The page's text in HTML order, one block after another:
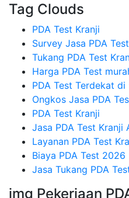
Tag Clouds
PDA Test Kranji
Survey Jasa PDA
Tukang PDA Test
Harga PDA Test
PDA Test Terdekat di
Ongkos Jasa PDA
PDA Test Kranji
Jasa PDA Test Kranji
Layanan PDA Test
Biaya PDA Test
Jasa Tukang PDA
img Pekerjaan